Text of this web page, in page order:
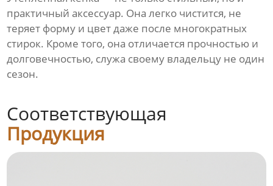
практичный аксессуар. Она легко чистится, не
теряет форму и цвет даже после многократных
стирок. Кроме того, она отличается прочностью и
долговечностью, служа своему владельцу не один
сезон.
Соответствующая
Продукция